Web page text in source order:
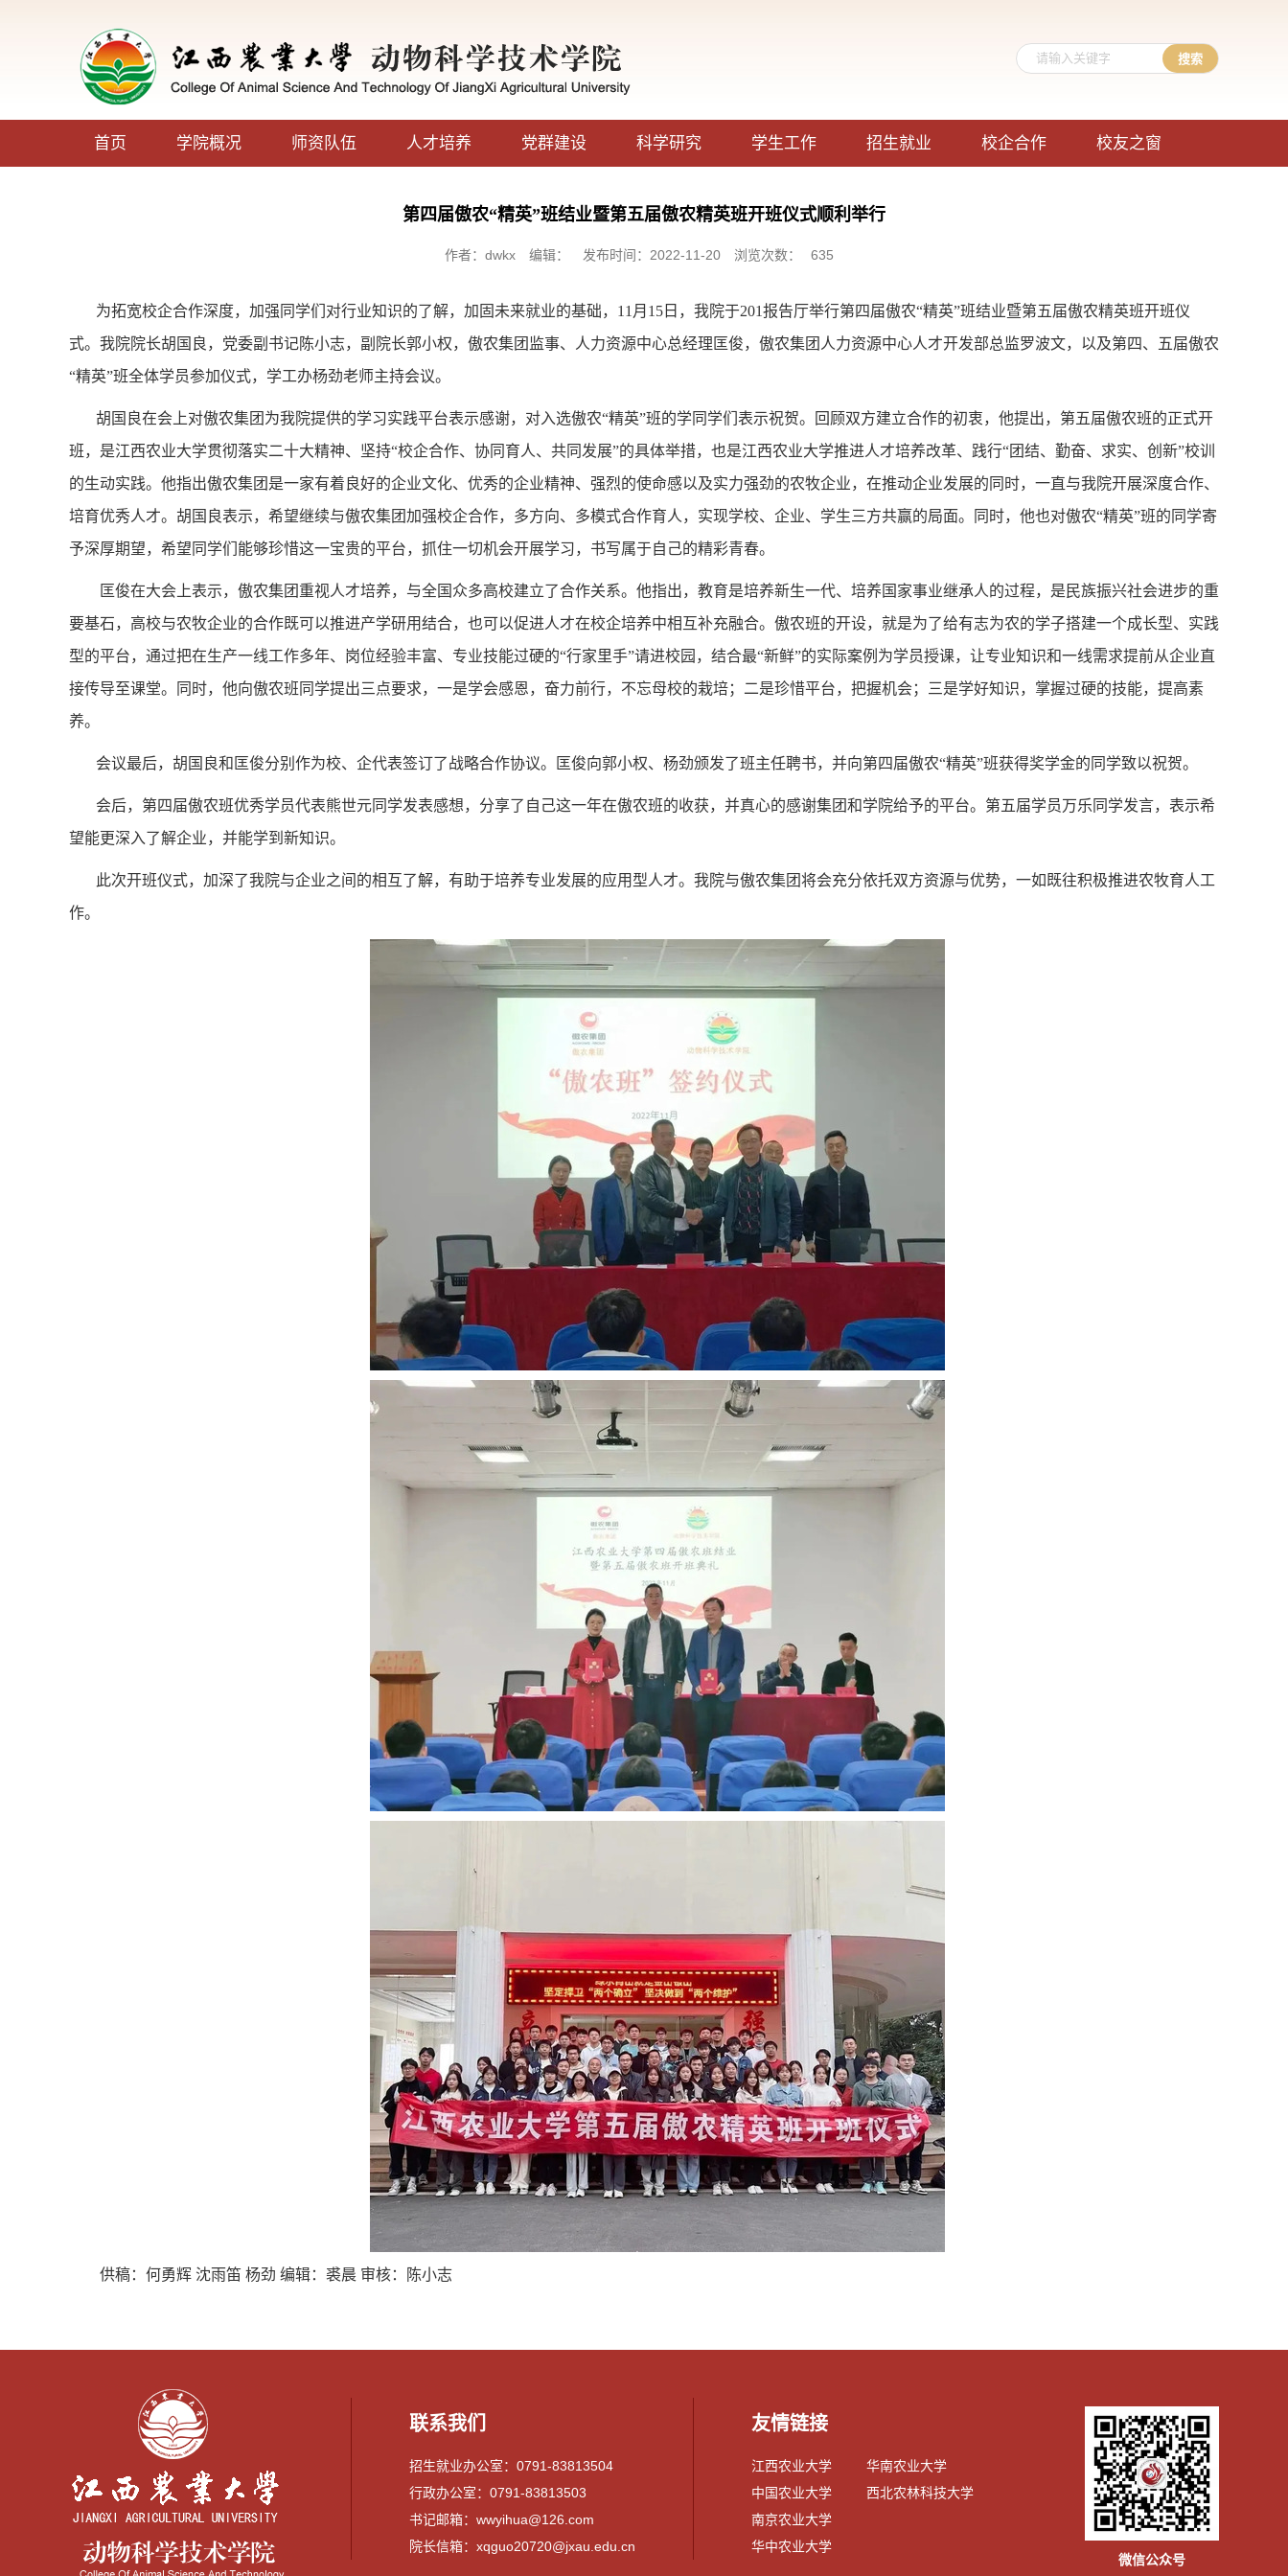
首页 学院概况 师资队伍 人才培养 党群建设 科学研究 学生工作 招生就业 校企合作 校友之窗
第四届傲农“精英”班结业暨第五届傲农精英班开班仪式顺利举行
作者：dwkx 编辑： 发布时间：2022-11-20 浏览次数： 635
为拓宽校企合作深度，加强同学们对行业知识的了解，加固未来就业的基础， 11 月 15 日，我院于201报告厅举行第四届傲农“精英”班结业暨第五届傲农精英班开班仪
式。我院院长胡国良，党委副书记陈小志，副院长郭小权，傲农集团监事、人力资源中心总经理匡俊，傲农集团人力资源中心人才开发部总监罗波文，以及第四、五届傲农
“精英”班全体学员参加仪式，学工办杨劲老师主持会议。
胡国良在会上对傲农集团为我院提供的学习实践平台表示感谢，对入选傲农“精英”班的学同学们表示祝贺。回顾双方建立合作的初衷，他提出，第五届傲农班的正式开
班，是江西农业大学贯彻落实二十大精神、坚持“校企合作、协同育人、共同发展”的具体举措，也是江西农业大学推进人才培养改革、践行“团结、勤奋、求实、创新”校训
的生动实践。他指出傲农集团是一家有着良好的企业文化、优秀的企业精神、强烈的使命感以及实力强劲的农牧企业，在推动企业发展的同时，一直与我院开展深度合作、
培育优秀人才。胡国良表示，希望继续与傲农集团加强校企合作，多方向、多模式合作育人，实现学校、企业、学生三方共赢的局面。同时，他也对傲农“精英”班的同学寄
予深厚期望，希望同学们能够珍惜这一宝贵的平台，抓住一切机会开展学习，书写属于自己的精彩青春。
匡俊在大会上表示，傲农集团重视人才培养，与全国众多高校建立了合作关系。他指出，教育是培养新生一代、培养国家事业继承人的过程，是民族振兴社会进步的重
要基石，高校与农牧企业的合作既可以推进产学研用结合，也可以促进人才在校企培养中相互补充融合。傲农班的开设，就是为了给有志为农的学子搭建一个成长型、实践
型的平台，通过把在生产一线工作多年、岗位经验丰富、专业技能过硬的“行家里手”请进校园，结合最“新鲜”的实际案例为学员授课，让专业知识和一线需求提前从企业直
接传导至课堂。同时，他向傲农班同学提出三点要求，一是学会感恩，奋力前行，不忘母校的栽培；二是珍惜平台，把握机会；三是学好知识，掌握过硬的技能，提高素
养。
会议最后，胡国良和匡俊分别作为校、企代表签订了战略合作协议。匡俊向郭小权、杨劲颁发了班主任聘书，并向第四届傲农“精英”班获得奖学金的同学致以祝贺。
会后，第四届傲农班优秀学员代表熊世元同学发表感想，分享了自己这一年在傲农班的收获，并真心的感谢集团和学院给予的平台。第五届学员万乐同学发言，表示希
望能更深入了解企业，并能学到新知识。
此次开班仪式，加深了我院与企业之间的相互了解，有助于培养专业发展的应用型人才。我院与傲农集团将会充分依托双方资源与优势，一如既往积极推进农牧育人工
作。
供稿：何勇辉 沈雨笛 杨劲 编辑：裘晨 审核：陈小志
联系我们
招生就业办公室：0791-83813504
行政办公室：0791-83813503
书记邮箱：wwyihua@126.com
院长信箱：xqguo20720@jxau.edu.cn
友情链接
江西农业大学
中国农业大学
南京农业大学
华中农业大学
华南农业大学
西北农林科技大学
微信公众号